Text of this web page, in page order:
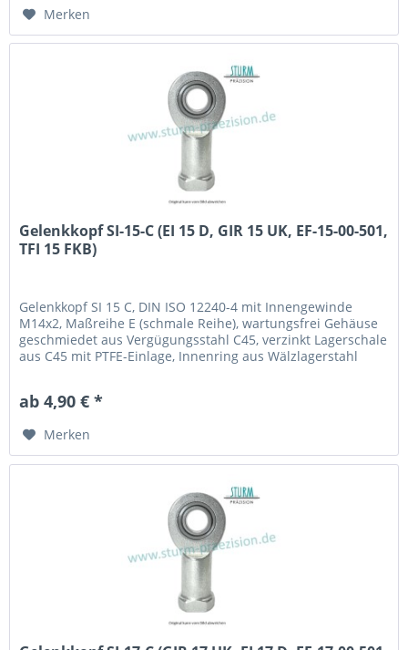
Merken
Gelenkkopf SI-15-C (EI 15 D, GIR 15 UK, EF-15-00-501,
TFI 15 FKB)
Gelenkkopf SI 15 C, DIN ISO 12240-4 mit Innengewinde
M14x2, Maßreihe E (schmale Reihe), wartungsfrei Gehäuse
geschmiedet aus Vergügungsstahl C45, verzinkt Lagerschale
aus C45 mit PTFE-Einlage, Innenring aus Wälzlagerstahl
austauschbar zu: EI 15 D, GIR 15 UK,...
ab 4,90 € *
Merken